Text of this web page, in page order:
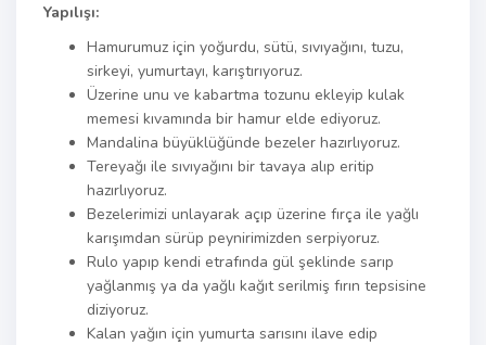
Yapılışı:
Hamurumuz için yoğurdu, sütü, sıvıyağını, tuzu,
sirkeyi, yumurtayı, karıştırıyoruz.
Üzerine unu ve kabartma tozunu ekleyip kulak
memesi kıvamında bir hamur elde ediyoruz.
Mandalina büyüklüğünde bezeler hazırlıyoruz.
Tereyağı ile sıvıyağını bir tavaya alıp eritip
hazırlıyoruz.
Bezelerimizi unlayarak açıp üzerine fırça ile yağlı
karışımdan sürüp peynirimizden serpiyoruz.
Rulo yapıp kendi etrafında gül şeklinde sarıp
yağlanmış ya da yağlı kağıt serilmiş fırın tepsisine
diziyoruz.
Kalan yağın için yumurta sarısını ilave edip